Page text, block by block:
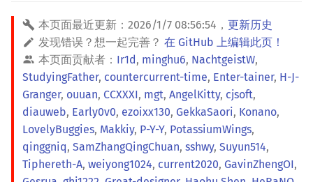
本页面最近更新： 2026/1/7 08:56:54 ， 更新历史
发现错误？想一起完善？ 在 GitHub 上编辑此页！
本页面贡献者： Ir1d, minghu6, NachtgeistW,
StudyingFather, countercurrent-time, Enter-tainer, H-J-
Granger, ouuan, CCXXXI, mgt, AngelKitty, cjsoft,
diauweb, Early0v0, ezoixx130, GekkaSaori, Konano,
LovelyBuggies, Makkiy, P-Y-Y, PotassiumWings,
qinggniq, SamZhangQingChuan, sshwy, Suyun514,
Tiphereth-A, weiyong1024, current2020, GavinZhengOI,